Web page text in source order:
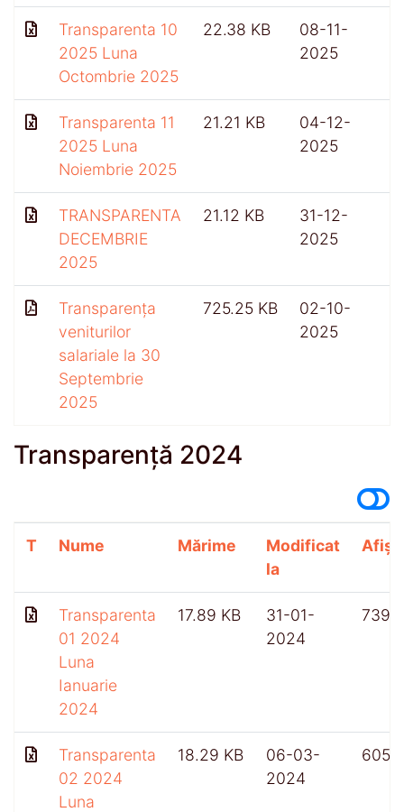
Transparenta 10
2025 Luna
Octombrie 2025
22.38 KB
08-11-
2025
Transparenta 11
2025 Luna
Noiembrie 2025
21.21 KB
04-12-
2025
TRANSPARENTA
DECEMBRIE
2025
21.12 KB
31-12-
2025
Transparența
veniturilor
salariale la 30
Septembrie
2025
725.25 KB
02-10-
2025
Transparență 2024
T Nume Mărime
Modificat
la
Transparenta
01 2024
Luna
Ianuarie
2024
17.89 KB
31-01-
2024
739
Transparenta
02 2024
Luna
18.29 KB
06-03-
2024
605